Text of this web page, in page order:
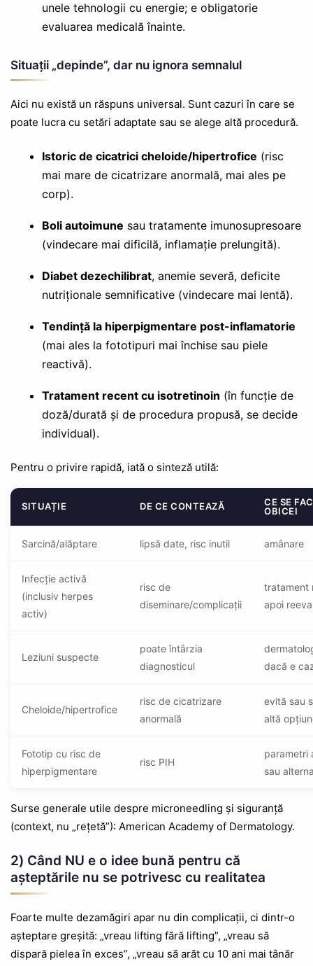
unele tehnologii cu energie; e obligatorie
evaluarea medicală înainte.
Situații „depinde”, dar nu ignora semnalul
Aici nu există un răspuns universal. Sunt cazuri în care se
poate lucra cu setări adaptate sau se alege altă procedură.
Istoric de cicatrici cheloide/hipertrofice (risc
mai mare de cicatrizare anormală, mai ales pe
corp).
Boli autoimune sau tratamente imunosupresoare
(vindecare mai dificilă, inflamație prelungită).
Diabet dezechilibrat, anemie severă, deficite
nutriționale semnificative (vindecare mai lentă).
Tendință la hiperpigmentare post-inflamatorie
(mai ales la fototipuri mai închise sau piele
reactivă).
Tratament recent cu isotretinoin (în funcție de
doză/durată și de procedura propusă, se decide
individual).
Pentru o privire rapidă, iată o sinteză utilă:
SITUAȚIE DE CE CONTEAZĂ
CE SE
OBICEI
Sarcină/alăptare lipsă date, risc inutil amânare
Infecție activă
(inclusiv herpes
activ)
risc de
diseminare/complicații
tratament
apoi
Leziuni suspecte
poate întârzia
diagnosticul
dacă e
Cheloide/hipertrofice
risc de cicatrizare
anormală
evită sau
altă
Fototip cu risc de
hiperpigmentare
risc PIH
parametri
sau
Surse generale utile despre microneedling și siguranță
(context, nu „rețetă”): American Academy of Dermatology.
2) Când NU e o idee bună pentru că
așteptările nu se potrivesc cu realitatea
Foarte multe dezamăgiri apar nu din complicații, ci dintr-o
așteptare greșită: „vreau lifting fără lifting”, „vreau să
dispară pielea în exces”, „vreau să arăt cu 10 ani mai tânăr